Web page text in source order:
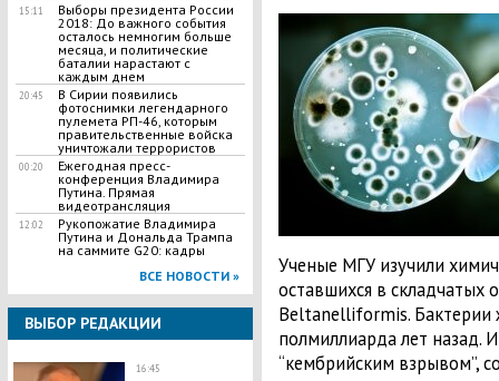
15:11
Выборы президента России
2018: До важного события
осталось немногим больше
месяца, и политические
баталии нарастают с
каждым днем
20:45
В Сирии появились
фотоснимки легендарного
пулемета РП-46, которым
правительственные войска
уничтожали террористов
00:20
Ежегодная пресс-
конференция Владимира
Путина. Прямая
видеотрансляция
12:02
Рукопожатие Владимира
Путина и Дональда Трампа
на саммите G20: кадры
ВСЕ НОВОСТИ »
ВЫБОР РЕДАКЦИИ
16:45
Ученые МГУ изучили
оставшихся в складчатых
Beltanelliformis. Бактерии
полмиллиарда лет назад.
“кембрийским взрывом”,